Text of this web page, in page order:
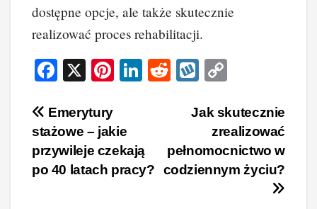
dostępne opcje, ale także skutecznie
realizować proces rehabilitacji.
F
c
e
b
X
Pi
e
st
Li
dI
n
R
t
W
o
p
y
Li
Nawigacja
wpisu
Jak skutecznie
zrealizować
pełnomocnictwo w
codziennym życiu?
Emerytury
stażowe – jakie
przywileje czekają
po 40 latach pracy?